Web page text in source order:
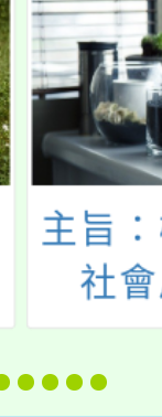
主旨
社
培力